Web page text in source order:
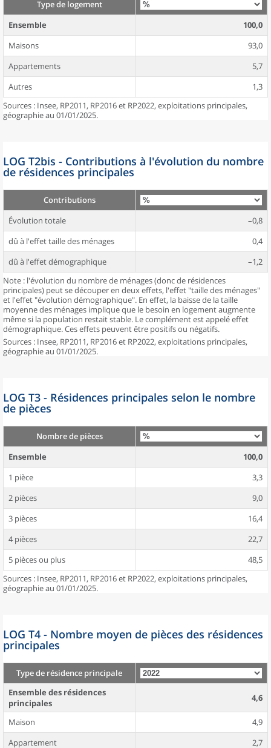
Type de logement
Ensemble
100,0
Maisons
93,0
Appartements
5,7
Autres
1,3
Sources : Insee, RP2011, RP2016 et RP2022, exploitations principales,
géographie au 01/01/2025.
LOG T2bis - Contributions à l'évolution du nombre
de résidences principales
Contributions
Évolution totale
–0,8
dû à l'effet taille des ménages
0,4
dû à l'effet démographique
–1,2
Note : l'évolution du nombre de ménages (donc de résidences
principales) peut se découper en deux effets, l'effet "taille des ménages"
et l'effet "évolution démographique". En effet, la baisse de la taille
moyenne des ménages implique que le besoin en logement augmente
même si la population restait stable. Le complément est appelé effet
démographique. Ces effets peuvent être positifs ou négatifs.
Sources : Insee, RP2011, RP2016 et RP2022, exploitations principales,
géographie au 01/01/2025.
LOG T3 - Résidences principales selon le nombre
de pièces
Nombre de pièces
Ensemble
100,0
1 pièce
3,3
2 pièces
9,0
3 pièces
16,4
4 pièces
22,7
5 pièces ou plus
48,5
Sources : Insee, RP2011, RP2016 et RP2022, exploitations principales,
géographie au 01/01/2025.
LOG T4 - Nombre moyen de pièces des résidences
principales
Type de résidence principale
Ensemble des résidences
principales
4,6
Maison
4,9
Appartement
2,7